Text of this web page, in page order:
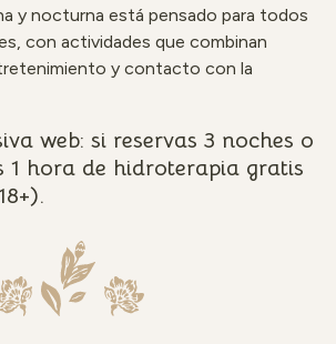
y nocturna está pensado para todos
con actividades que combinan
y contacto con la
web: si reservas 3 noches o
1 hora de hidroterapia gratis